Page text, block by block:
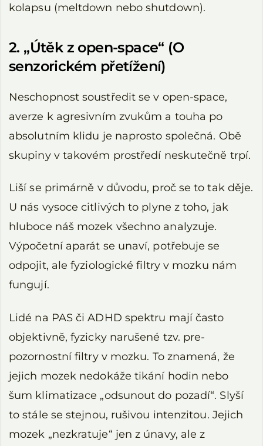
kolapsu (meltdown nebo shutdown).
2. „Útěk z open-space“ (O
senzorickém přetížení)
Neschopnost soustředit se v open-space,
averze k agresivním zvukům a touha po
absolutním klidu je naprosto společná. Obě
skupiny v takovém prostředí neskutečně trpí.
Liší se primárně v důvodu, proč se to tak děje.
U nás vysoce citlivých to plyne z toho, jak
hluboce náš mozek všechno analyzuje.
Výpočetní aparát se unaví, potřebuje se
odpojit, ale fyziologické filtry v mozku nám
fungují.
Lidé na PAS či ADHD spektru mají často
objektivně, fyzicky narušené tzv. pre-
pozornostní filtry v mozku. To znamená, že
jejich mozek nedokáže tikání hodin nebo
šum klimatizace „odsunout do pozadí“. Slyší
to stále se stejnou, rušivou intenzitou. Jejich
mozek „nezkratuje“ jen z únavy, ale z